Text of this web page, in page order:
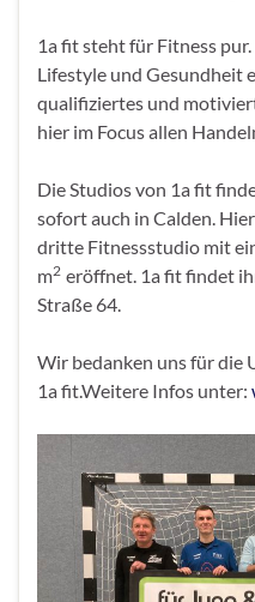
1a fit steht für Fitness
Lifestyle und Gesundheit
qualifiziertes und
hier im Focus allen
Die Studios von 1a fit
sofort auch in Calden.
dritte Fitnessstudio mit
m2 eröffnet. 1a fit findet
Straße 64.
Wir bedanken uns für die
1a fit.Weitere Infos unter: